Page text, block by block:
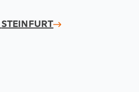
STEINFURT